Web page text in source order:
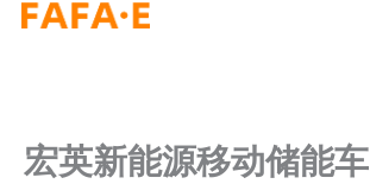
宏英新能源移动储能车